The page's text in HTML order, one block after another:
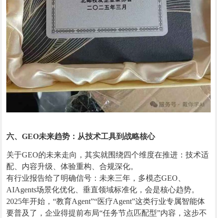
六、GEO未来趋势：从技术工具到战略核心
关于GEO的未来走向，其实就围绕四个维度在推进：技术适
配、内容升级、体验重构、合规深化。
有行业报告给了明确信号：未来三年，多模态GEO、
AIAgents场景化优化、垂直领域标准化，会是核心趋势。
2025年开始，“教育Agent”“医疗Agent”这类行业专属智能体
要普及了，企业得提前布局“任务节点匹配型”内容，这步不